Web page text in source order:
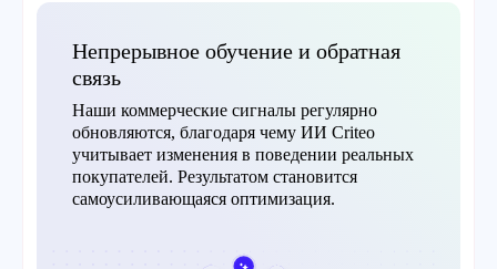
Непрерывное обучение и обратная
связь
Наши коммерческие сигналы регулярно
обновляются, благодаря чему ИИ Criteo
учитывает изменения в поведении реальных
покупателей. Результатом становится
самоусиливающаяся оптимизация.